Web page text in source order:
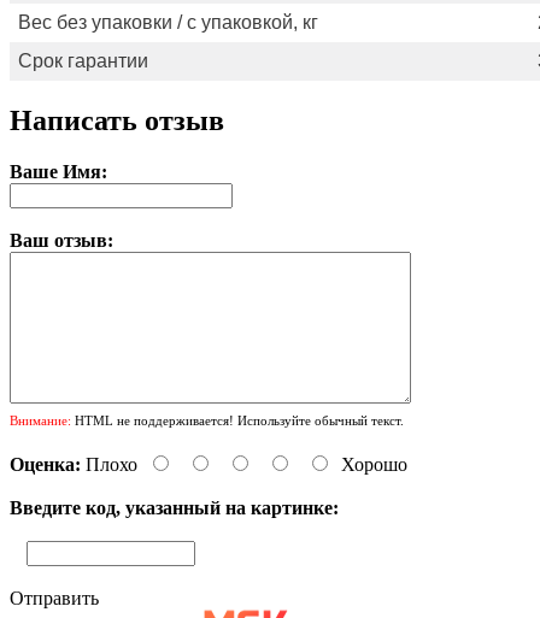
Вес без упаковки / с упаковкой, кг
Срок гарантии
Написать отзыв
Ваше Имя:
Ваш отзыв:
Внимание: HTML не поддерживается! Используйте обычный текст.
Оценка: Плохо Хорошо
Введите код, указанный на картинке:
Отправить